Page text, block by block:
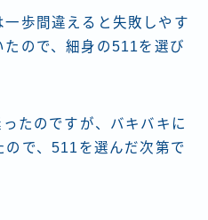
歩間違えると失敗しやす
ので、細身の511を選び
たのですが、バキバキに
で、511を選んだ次第で